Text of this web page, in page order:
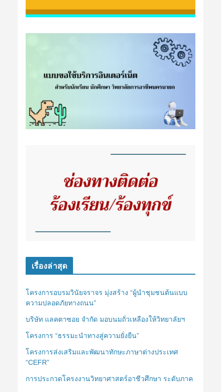
เรื่องล่าสุด
โครงการอบรมวินัยจราจร มุ่งสร้าง “ผู้นำชุมชนต้นแบบ
ความปลอดภัยทางถนน”
บริษัท แลคตาซอย จำกัด มอบนมถั่วเหลืองให้วิทยาลัยฯ
โครงการ “ธรรมะนำทางสู่ความยั่งยืน”
โครงการส่งเสริมและพัฒนาทักษะภาษาต่างประเทศ
“CEFR”
การประกวดโครงงานวิทยาศาสตร์อาชีวศึกษา ระดับภาค